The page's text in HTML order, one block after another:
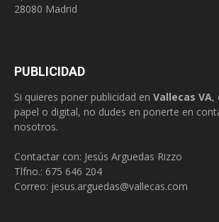
28080 Madrid
PUBLICIDAD
Si quieres poner publicidad en Vallecas VA,
papel o digital, no dudes en ponerte en
nosotros.
Contactar con: Jesús Arguedas Rizzo
Tlfno.: 675 646 204
Correo: jesus.arguedas@vallecas.com